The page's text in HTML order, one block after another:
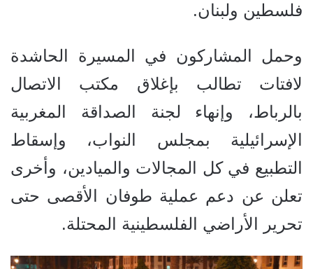
فلسطين ولبنان.
وحمل المشاركون في المسيرة الحاشدة
لافتات تطالب بإغلاق مكتب الاتصال
بالرباط، وإنهاء لجنة الصداقة المغربية
الإسرائيلية بمجلس النواب، وإسقاط
التطبيع في كل المجالات والميادين، وأخرى
تعلن عن دعم عملية طوفان الأقصى حتى
تحرير الأراضي الفلسطينية المحتلة.